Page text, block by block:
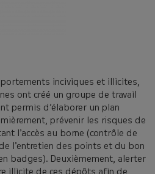
inciviques et illicites,
ont créé un groupe de travail
permis d’élaborer un plan
prévenir les risques de
l’accès au borne (contrôle de
l’entretien des points et du bon
badges). Deuxièmement, alerter